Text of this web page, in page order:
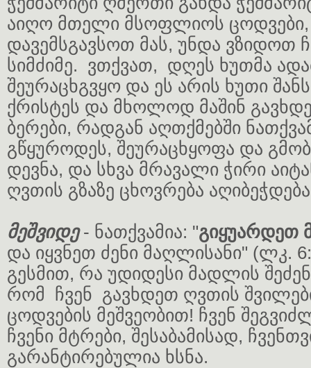
აიღო მთელი მსოფლიოს
დავემსგავსოთ მას, უნდა ვზიდოთ
სიმძიმე. ვთქვათ, დღეს ხუთმა
შეურაცხგვყო და ეს არის ხუთი
ქრისტეს და მხოლოდ მაშინ
ბერები, რადგან აღთქმებში
გწყუროდეს, შეურაცხყოფა და
დევნა, და სხვა მრავალი ჭირი
ღვთის გზაზე ცხოვრება
მეშვიდე- ნათქვამია: "გიყუარდეთ
და იყვნეთ ძენი მაღლისანი" (ლკ.
გესმით, რა უდიდესი მადლის
რომ ჩვენ გავხდეთ ღვთის
ცოდვების მეშვეობით! ჩვენ
ჩვენი მტრები, შესაბამისად,
გარანტირებულია ხსნა.